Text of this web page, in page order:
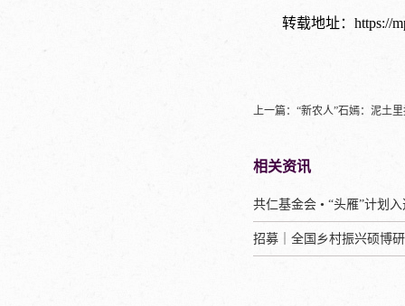
转载地址： https://
上一篇： “新农人”石嫣：泥土
相关资讯
招募｜全国乡村振兴硕博